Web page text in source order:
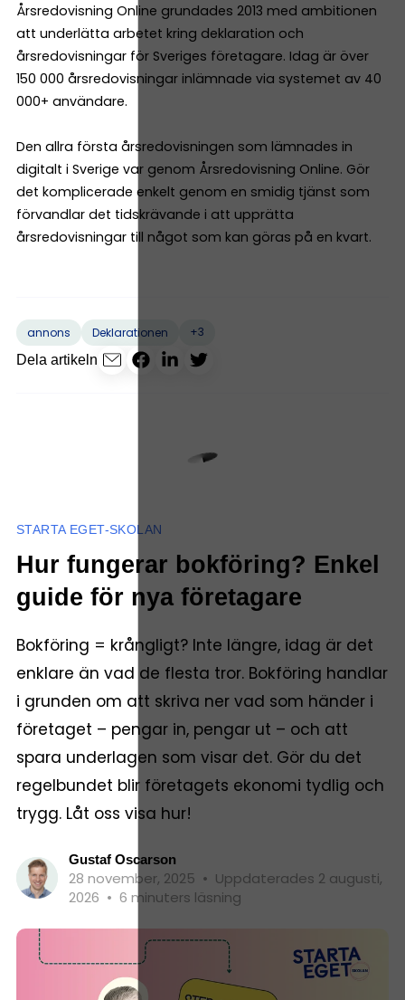
Årsredovisning Online grundades 2013 med ambitionen
att underlätta arbetet kring deklaration och
årsredovisningar för Sveriges företagare. Idag är över
150 000 årsredovisningar inlämnade via systemet av 40
000+ användare.
Den allra första årsredovisningen som lämnades in
digitalt i Sverige var genom Årsredovisning Online. Gör
det komplicerade enkelt genom en smidig tjänst som
förvandlar det tidskrävande i att upprätta
årsredovisningar till något som kan göras på en kvart.
annons Deklarationen
+3
Dela artikeln
STARTA EGET-SKOLAN
Hur fungerar bokföring? Enkel
guide för nya företagare
Bokföring = krångligt? Inte längre, idag är det
enklare än vad de flesta tror. Bokföring handlar
i grunden om att skriva ner vad som händer i
företaget – pengar in, pengar ut – och att
spara underlagen som visar det. Gör du det
regelbundet blir företagets ekonomi tydlig och
trygg. Låt oss visa hur!
Gustaf Oscarson
28 november, 2025 • Uppdaterades 2 augusti,
2026 • 6 minuters läsning